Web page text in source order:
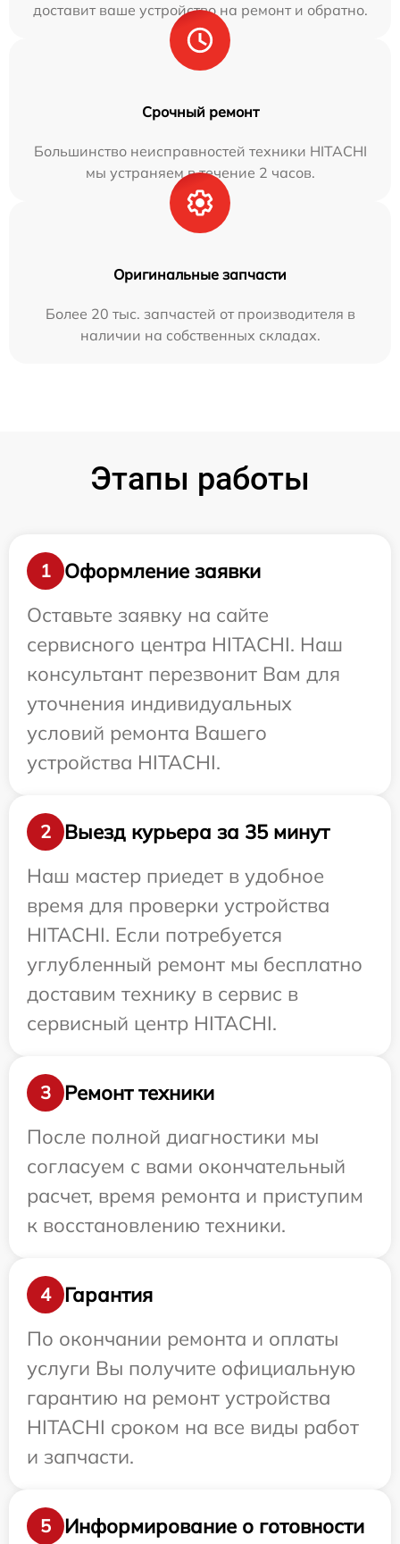
доставит ваше устройство на ремонт и обратно.
Срочный ремонт
Большинство неисправностей техники HITACHI
мы устраняем в течение 2 часов.
Оригинальные запчасти
Более 20 тыс. запчастей от производителя в
наличии на собственных складах.
Этапы работы
1
Оформление заявки
Оставьте заявку на сайте
сервисного центра HITACHI. Наш
консультант перезвонит Вам для
уточнения индивидуальных
условий ремонта Вашего
устройства HITACHI.
2
Выезд курьера за 35 минут
Наш мастер приедет в удобное
время для проверки устройства
HITACHI. Если потребуется
углубленный ремонт мы бесплатно
доставим технику в сервис в
сервисный центр HITACHI.
3
Ремонт техники
После полной диагностики мы
согласуем с вами окончательный
расчет, время ремонта и приступим
к восстановлению техники.
4
Гарантия
По окончании ремонта и оплаты
услуги Вы получите официальную
гарантию на ремонт устройства
HITACHI сроком на все виды работ
и запчасти.
5 Информирование о готовности